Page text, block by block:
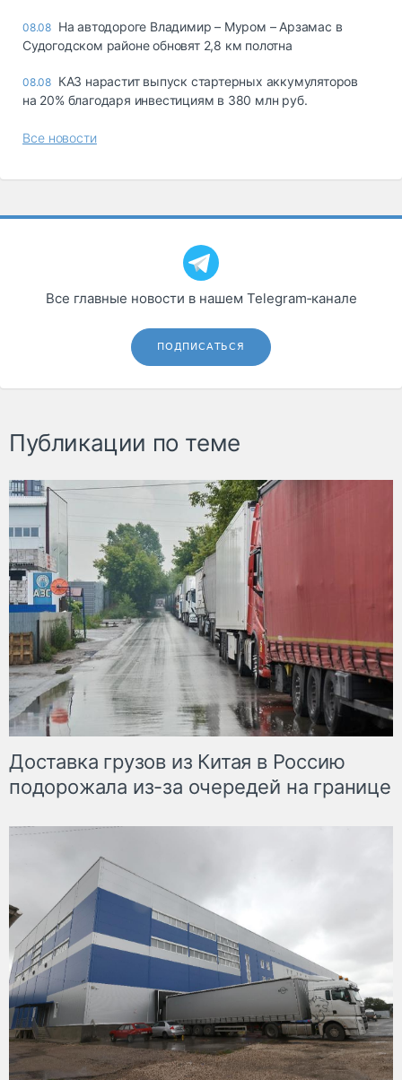
08.08 На автодороге Владимир – Муром – Арзамас в
Судогодском районе обновят 2,8 км полотна
08.08 КАЗ нарастит выпуск стартерных аккумуляторов
на 20% благодаря инвестициям в 380 млн руб.
Все новости
Все главные новости в нашем Telegram‑канале
ПОДПИСАТЬСЯ
Публикации по теме
Доставка грузов из Китая в Россию
подорожала из-за очередей на границе